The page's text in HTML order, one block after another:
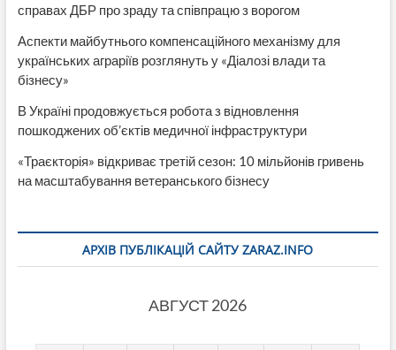
справах ДБР про зраду та співпрацю з ворогом
Аспекти майбутнього компенсаційного механізму для
українських аграріїв розглянуть у «Діалозі влади та
бізнесу»
В Україні продовжується робота з відновлення
пошкоджених об’єктів медичної інфраструктури
«Траєкторія» відкриває третій сезон: 10 мільйонів гривень
на масштабування ветеранського бізнесу
АРХІВ ПУБЛІКАЦІЙ САЙТУ ZARAZ.INFO
АВГУСТ 2026